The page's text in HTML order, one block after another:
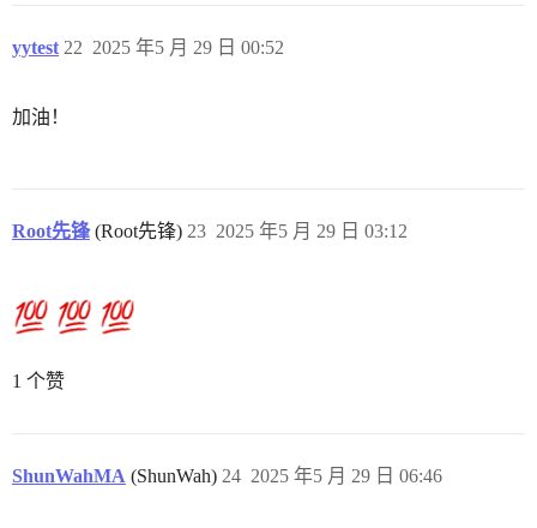
yytest 2025 年5 月 29 日 00:52
22
加油！
Root先锋(Root先锋) 2025 年5 月 29 日 03:12
23
1 个赞
ShunWahMA (ShunWah) 2025 年5 月 29 日 06:46
24